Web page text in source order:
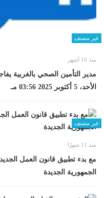
غير مصنف
منذ 10 أشهر
مدير التأمين الصحي بالغربية
الأحد، 5 أكتوبر 2025 03:56 مـ
غير مصنف
منذ 11 شهرًا
مع بدء تطبيق قانون العمل
الجمهورية الجديدة